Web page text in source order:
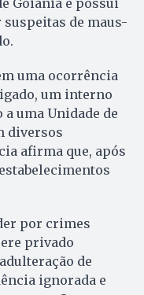
Goiânia e possui
de maus-
uma ocorrência
um interno
uma Unidade de
diversos
afirma que, após
por crimes
privado
de
ignorada e